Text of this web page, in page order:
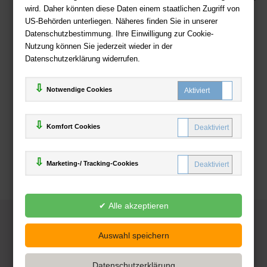
wird. Daher könnten diese Daten einem staatlichen Zugriff von
US-Behörden unterliegen. Näheres finden Sie in unserer
Datenschutzbestimmung. Ihre Einwilligung zur Cookie-
Nutzung können Sie jederzeit wieder in der
Datenschutzerklärung widerrufen.
Notwendige Cookies
Komfort Cookies
Marketing-/ Tracking-Cookies
Zahlweisen
Deutsche-Buchhandlung.de
www.deutsche-buchhandlung.de ist ein Angebot der
Handelsgesellschaft mbH
Powered by Inooga